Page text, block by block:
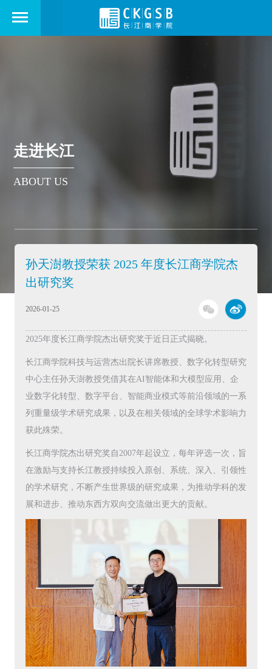
走进长江
ABOUT US
孙天澍教授荣获 2025 年度长江商学院杰
出研究奖
2026-01-25
2025年度长江商学院杰出研究奖于近日正式揭晓。
长江商学院科技与运营杰出院长讲席教授、数字化转型研究
中心主任孙天澍教授凭借其在AI智能体和大模型应用、企
业数字化转型、数字平台、智能商业模式等前沿领域的一系
列重量级学术研究成果，以及在相关领域的全球学术影响力
获此殊荣。
长江商学院杰出研究奖自2007年起设立，每年评选一次，旨
在激励与支持长江教授持续投入原创、系统、深入、引领性
的学术研究，不断产生世界级的研究成果，为推动学科的发
展和进步、推动东西方双向交流做出更大的贡献。